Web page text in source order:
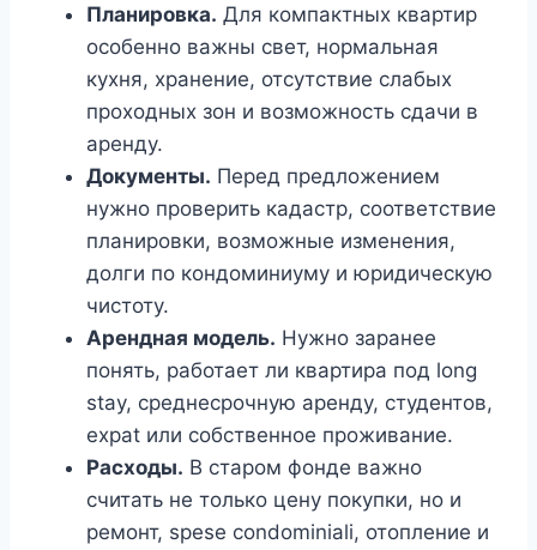
Планировка. Для компактных квартир
особенно важны свет, нормальная
кухня, хранение, отсутствие слабых
проходных зон и возможность сдачи в
аренду.
Документы. Перед предложением
нужно проверить кадастр, соответствие
планировки, возможные изменения,
долги по кондоминиуму и юридическую
чистоту.
Арендная модель. Нужно заранее
понять, работает ли квартира под long
stay, среднесрочную аренду, студентов,
expat или собственное проживание.
Расходы. В старом фонде важно
считать не только цену покупки, но и
ремонт, spese condominiali, отопление и